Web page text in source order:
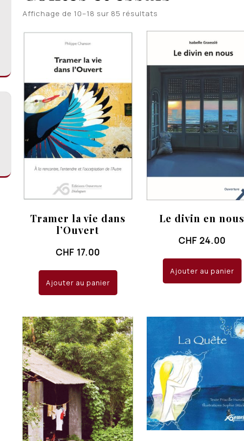
Affichage de 10–18 sur 85 résultats
plus
plus
ancien
Tramer la vie dans
l’Ouvert
CHF 17.00
Ajouter au panier
Le divin en nous
CHF 24.00
Ajouter au panier